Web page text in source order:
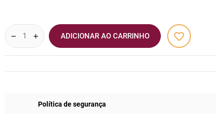
ADICIONAR AO CARRINHO favorite_border
Política de segurança